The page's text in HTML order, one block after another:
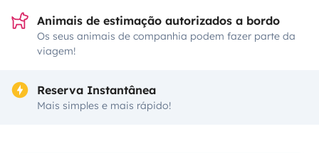
Animais de estimação autorizados a bordo
Os seus animais de companhia podem fazer parte da
viagem!
Reserva Instantânea
Mais simples e mais rápido!